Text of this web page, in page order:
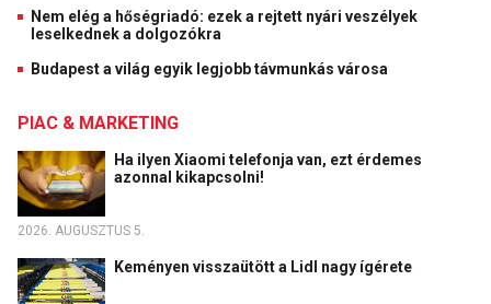
Nem elég a hőségriadó: ezek a rejtett nyári veszélyek
leselkednek a dolgozókra
Budapest a világ egyik legjobb távmunkás városa
PIAC & MARKETING
Ha ilyen Xiaomi telefonja van, ezt érdemes
azonnal kikapcsolni!
2026. AUGUSZTUS 5.
Keményen visszaütött a Lidl nagy ígérete